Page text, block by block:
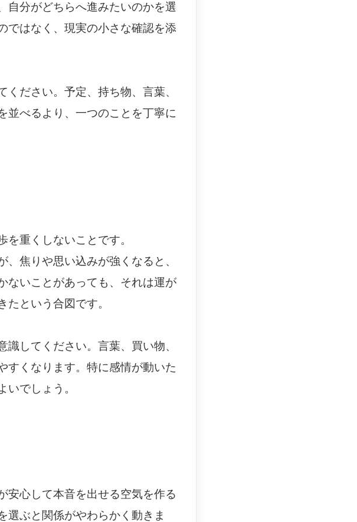
自分がどちらへ進みたいのかを選
ではなく、現実の小さな確認を添
ださい。予定、持ち物、言葉、
並べるより、一つのことを丁寧に
重くしないことです。
焦りや思い込みが強くなると、
ないことがあっても、それは運が
という合図です。
してください。言葉、買い物、
すくなります。特に感情が動いた
でしょう。
安心して本音を出せる空気を作る
選ぶと関係がやわらかく動きま